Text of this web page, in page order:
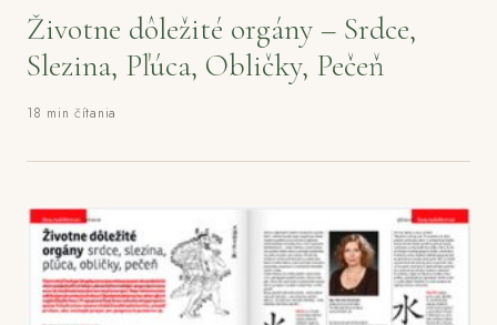
Životne dôležité orgány – Srdce,
Slezina, Pľúca, Obličky, Pečeň
18 min čítania